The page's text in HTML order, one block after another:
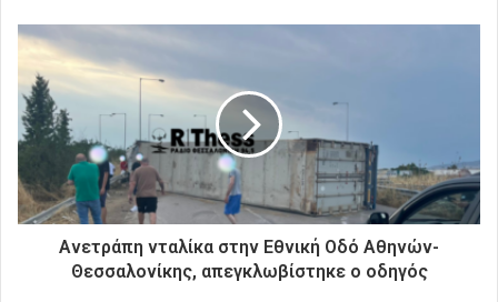
ι
σ
α
ς
δ
ι
ε
Ανετράπη νταλίκα στην Εθνική Οδό Αθηνών-
Θεσσαλονίκης, απεγκλωβίστηκε ο οδηγός